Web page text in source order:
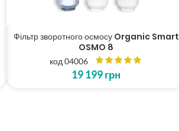
Фільтр зворотного осмосу Organic Smart
OSMO 8
код 04006
19 199грн